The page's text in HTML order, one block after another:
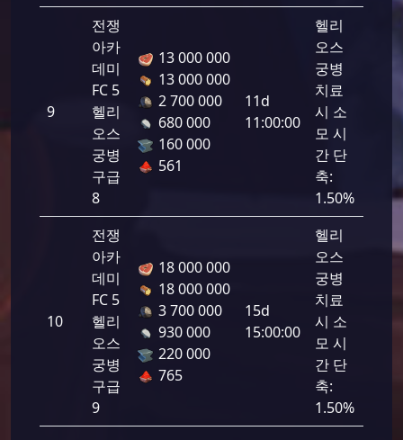
9
전쟁
아카
데미
FC 5
헬리
오스
궁병
구급
8
13 000 000
13 000 000
2 700 000
680 000
160 000
561
11d
11:00:00
헬리
오스
궁병
치료
시 소
모 시
간 단
축:
1.50%
10
전쟁
아카
데미
FC 5
헬리
오스
궁병
구급
9
18 000 000
18 000 000
3 700 000
930 000
220 000
765
15d
15:00:00
헬리
오스
궁병
치료
시 소
모 시
간 단
축:
1.50%